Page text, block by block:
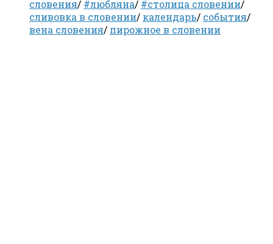
словения/ #любляна/ #столица словении/
сливовка в словении/ календарь/ события/
вена словения/ пирожное в словении